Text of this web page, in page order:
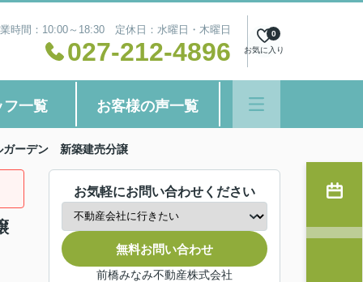
時間：10:00～18:30 定休日：水曜日・木曜日
027-212-4896 お気に入り
0
フ一覧 お客様の声一覧
ーデン 新築建売分譲
お気軽にお問い合わせください
無料お問い合わせ
前橋みなみ不動産株式会社